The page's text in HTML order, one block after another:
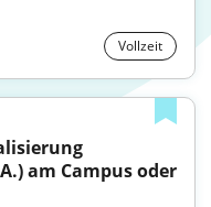
Vollzeit
am Campus oder